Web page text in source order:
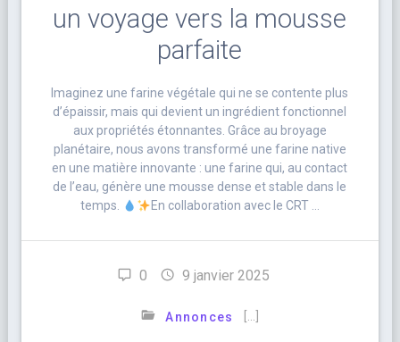
un voyage vers la mousse
parfaite
Imaginez une farine végétale qui ne se contente plus
d’épaissir, mais qui devient un ingrédient fonctionnel
aux propriétés étonnantes. Grâce au broyage
planétaire, nous avons transformé une farine native
en une matière innovante : une farine qui, au contact
de l’eau, génère une mousse dense et stable dans le
temps.
En collaboration avec le CRT …
0 9 janvier 2025
Annonces